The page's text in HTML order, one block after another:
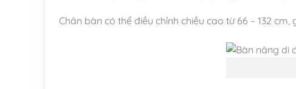
Chân bàn có thể điều chỉnh chiều cao từ 66 – 132